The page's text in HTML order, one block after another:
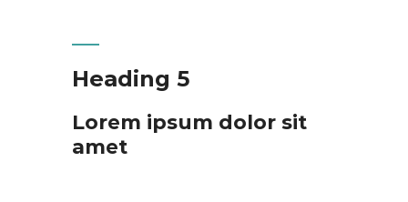
Heading 5
Lorem ipsum dolor sit
amet